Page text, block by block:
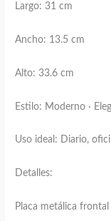
Largo: 31 cm
Ancho: 13.5 cm
Alto: 33.6 cm
Estilo: Moderno ·
Uso ideal: Diario,
Detalles:
Placa metálica frontal